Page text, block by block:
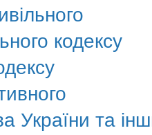
кодексу
України та